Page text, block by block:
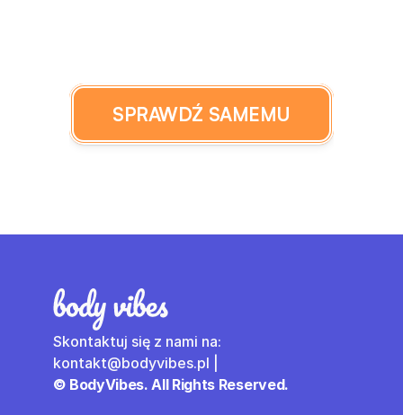
SPRAWDŹ SAMEMU
Skontaktuj się z nami na:
kontakt@bodyvibes.pl |
© BodyVibes. All Rights Reserved.